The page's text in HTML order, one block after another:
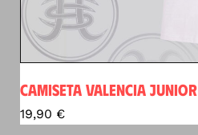
CAMISETA VALENCIA JUNIOR
19,90 €